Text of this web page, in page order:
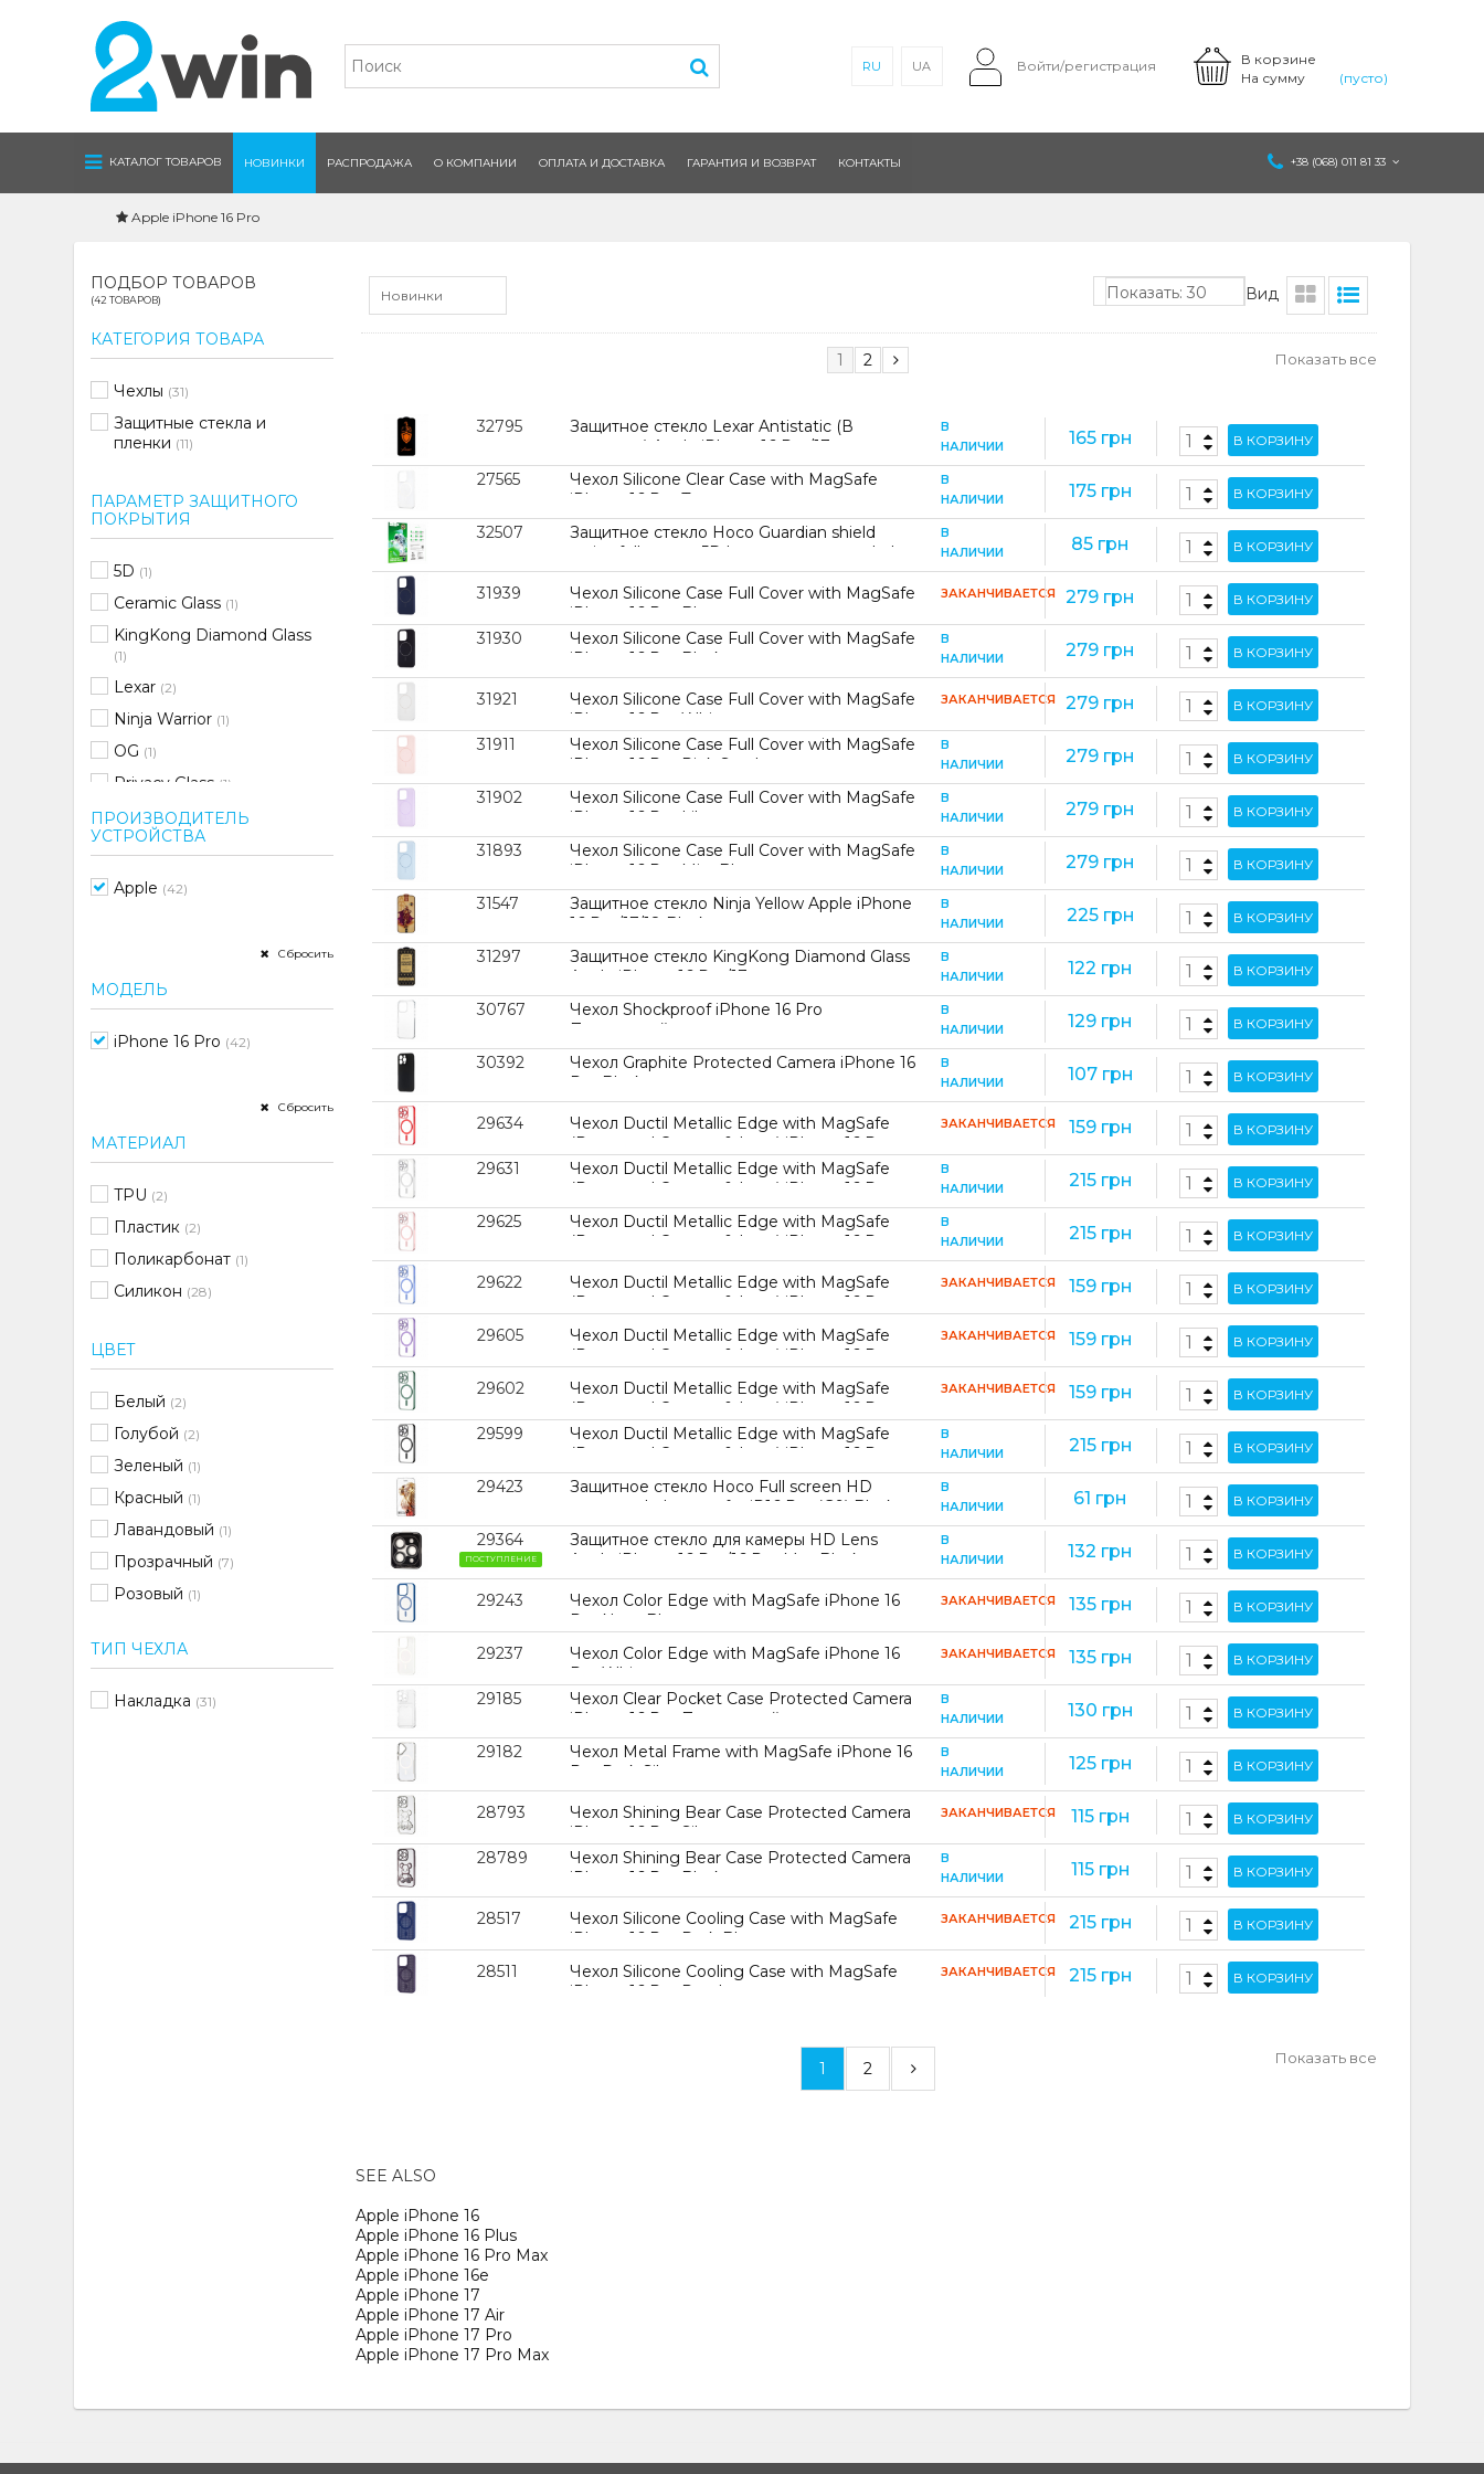
В корзине
На сумму
(пусто)
RU UA Войти/регистрация
КАТАЛОГ ТОВАРОВ НОВИНКИ РАСПРОДАЖА О КОМПАНИИ ОПЛАТА И ДОСТАВКА ГАРАНТИЯ И ВОЗВРАТ КОНТАКТЫ +38 (068) 011 81 33
Apple iPhone 16 Pro
ПОДБОР ТОВАРОВ
(42 ТОВАРОВ)
КАТЕГОРИЯ ТОВАРА
Чехлы (31)
Защитные стекла и
пленки (11)
ПАРАМЕТР ЗАЩИТНОГО
ПОКРЫТИЯ
5D (1)
Ceramic Glass (1)
KingKong Diamond Glass
(1)
Lexar (2)
Ninja Warrior (1)
OG (1)
Privacy Glass (1)
Глянцевое(2)
Стекло для камеры
ПРОИЗВОДИТЕЛЬ
УСТРОЙСТВА
Apple (42)
Сбросить
МОДЕЛЬ
iPhone 16 Pro (42)
Сбросить
МАТЕРИАЛ
TPU (2)
Пластик (2)
Поликарбонат (1)
Силикон (28)
ЦВЕТ
Белый (2)
Голубой (2)
Зеленый (1)
Красный (1)
Лавандовый (1)
Прозрачный (7)
Розовый (1)
Серебро
Синий
ТИП ЧЕХЛА
Накладка (31)
Вид
Новинки Показать: 30
Показать все
1 2
32795
Защитное стекло Lexar Antistatic (В
упаковке) Apple iPhone 16 Pro/17
В
НАЛИЧИИ
165 грн В КОРЗИНУ
27565
Чехол Silicone Clear Case with MagSafe
iPhone 16 Pro Transparent
В
НАЛИЧИИ
175 грн В КОРЗИНУ
32507
Защитное стекло Hoco Guardian shield
series full screen 5D large arc tempered glass
set for iP17/16 Pro (G16) Black (G16)
В
НАЛИЧИИ
85 грн В КОРЗИНУ
31939
Чехол Silicone Case Full Cover with MagSafe
iPhone 16 Pro Blue
ЗАКАНЧИВАЕТСЯ 279 грн В КОРЗИНУ
31930
Чехол Silicone Case Full Cover with MagSafe
iPhone 16 Pro Black
В
НАЛИЧИИ
279 грн В КОРЗИНУ
31921
Чехол Silicone Case Full Cover with MagSafe
iPhone 16 Pro White
ЗАКАНЧИВАЕТСЯ 279 грн В КОРЗИНУ
31911
Чехол Silicone Case Full Cover with MagSafe
iPhone 16 Pro Pink Sand
В
НАЛИЧИИ
279 грн В КОРЗИНУ
31902
Чехол Silicone Case Full Cover with MagSafe
iPhone 16 Pro Lilac
В
НАЛИЧИИ
279 грн В КОРЗИНУ
31893
Чехол Silicone Case Full Cover with MagSafe
iPhone 16 Pro Mist Blue
В
НАЛИЧИИ
279 грн В КОРЗИНУ
31547
Защитное стекло Ninja Yellow Apple iPhone
16 Pro/17/18 Black
В
НАЛИЧИИ
225 грн В КОРЗИНУ
31297
Защитное стекло KingKong Diamond Glass
Apple iPhone 16 Pro/17
В
НАЛИЧИИ
122 грн В КОРЗИНУ
30767
Чехол Shockproof iPhone 16 Pro
Прозрачный
В
НАЛИЧИИ
129 грн В КОРЗИНУ
30392
Чехол Graphite Protected Camera iPhone 16
Pro Black
В
НАЛИЧИИ
107 грн В КОРЗИНУ
29634
Чехол Ductil Metallic Edge with MagSafe
(Protected Camera & Lens) iPhone 16 Pro
Red
ЗАКАНЧИВАЕТСЯ 159 грн В КОРЗИНУ
29631
Чехол Ductil Metallic Edge with MagSafe
(Protected Camera & Lens) iPhone 16 Pro
Silver
В
НАЛИЧИИ
215 грн В КОРЗИНУ
29625
Чехол Ductil Metallic Edge with MagSafe
(Protected Camera & Lens) iPhone 16 Pro
Pink
В
НАЛИЧИИ
215 грн В КОРЗИНУ
29622
Чехол Ductil Metallic Edge with MagSafe
(Protected Camera & Lens) iPhone 16 Pro
ЗАКАНЧИВАЕТСЯ 159 грн В КОРЗИНУ
29605
Чехол Ductil Metallic Edge with MagSafe
(Protected Camera & Lens) iPhone 16 Pro
ЗАКАНЧИВАЕТСЯ 159 грн В КОРЗИНУ
29602
Чехол Ductil Metallic Edge with MagSafe
(Protected Camera & Lens) iPhone 16 Pro
Dark Green
ЗАКАНЧИВАЕТСЯ 159 грн В КОРЗИНУ
29599
Чехол Ductil Metallic Edge with MagSafe
(Protected Camera & Lens) iPhone 16 Pro
Black
В
НАЛИЧИИ
215 грн В КОРЗИНУ
29423
Защитное стекло Hoco Full screen HD
tempered glass set for iP16 Pro (G9) Black
(G9)
В
НАЛИЧИИ
61 грн В КОРЗИНУ
29364
Защитное стекло для камеры HD Lens
Apple iPhone 16 Pro/16 Pro Max Black
ПОСТУПЛЕНИЕ
В
НАЛИЧИИ
132 грн В КОРЗИНУ
29243
Чехол Color Edge with MagSafe iPhone 16
Pro Navy Blue
ЗАКАНЧИВАЕТСЯ 135 грн В КОРЗИНУ
29237
Чехол Color Edge with MagSafe iPhone 16
Pro White
ЗАКАНЧИВАЕТСЯ 135 грн В КОРЗИНУ
29185
Чехол Clear Pocket Case Protected Camera
iPhone 16 Pro Прозрачный
В
НАЛИЧИИ
130 грн В КОРЗИНУ
29182
Чехол Metal Frame with MagSafe iPhone 16
Pro Dark Silver
В
НАЛИЧИИ
125 грн В КОРЗИНУ
28793
Чехол Shining Bear Case Protected Camera
iPhone 16 Pro Silver
ЗАКАНЧИВАЕТСЯ 115 грн В КОРЗИНУ
28789
Чехол Shining Bear Case Protected Camera
iPhone 16 Pro Black
В
НАЛИЧИИ
115 грн В КОРЗИНУ
28517
Чехол Silicone Cooling Сase with MagSafe
iPhone 16 Pro Dark Blue
ЗАКАНЧИВАЕТСЯ 215 грн В КОРЗИНУ
28511
Чехол Silicone Cooling Сase with MagSafe
iPhone 16 Pro Purple
ЗАКАНЧИВАЕТСЯ 215 грн В КОРЗИНУ
Показать все
1 2
SEE ALSO
Apple iPhone 16
Apple iPhone 16 Plus
Apple iPhone 16 Pro Max
Apple iPhone 16e
Apple iPhone 17
Apple iPhone 17 Air
Apple iPhone 17 Pro
Apple iPhone 17 Pro Max